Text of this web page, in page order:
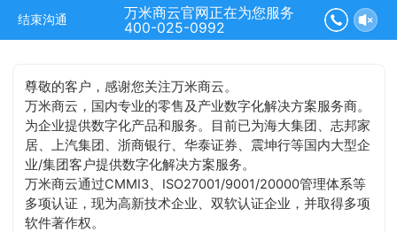
结束沟通
万米商云官网正在为您服务
400-025-0992
尊敬的客户，感谢您关注万米商云。
万米商云，国内专业的零售及产业数字化解决方案服务商。
为企业提供数字化产品和服务。目前已为海大集团、志邦家
居、上汽集团、浙商银行、华泰证券、震坤行等国内大型企
业/集团客户提供数字化解决方案服务。
万米商云通过CMMI3、ISO27001/9001/20000管理体系等
多项认证，现为高新技术企业、双软认证企业，并取得多项
软件著作权。